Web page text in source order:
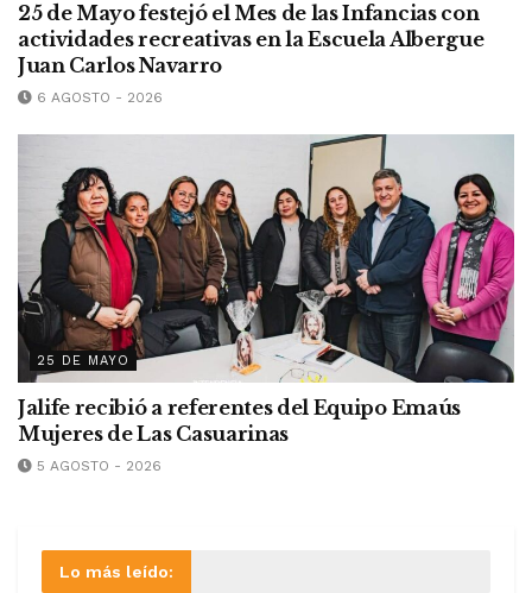
25 de Mayo festejó el Mes de las Infancias con
actividades recreativas en la Escuela Albergue
Juan Carlos Navarro
6 AGOSTO - 2026
25 DE MAYO
Jalife recibió a referentes del Equipo Emaús
Mujeres de Las Casuarinas
5 AGOSTO - 2026
Lo más leído: